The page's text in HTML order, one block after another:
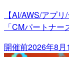
【AI/AWS/アプ
「CMパートナ
開催前2026年8月